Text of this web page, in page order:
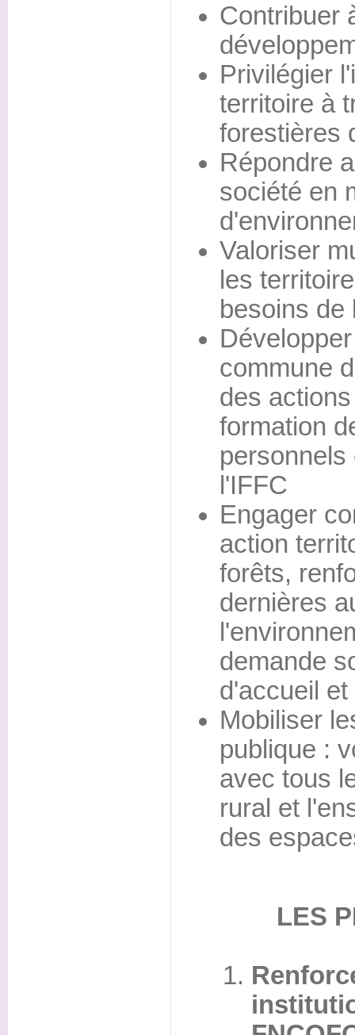
Contribuer
Privilégier
territoire à
forestières
Répondre
société en
Valoriser
les
besoins de
commune
des
formation
l'IFFC
Engager
action
forêts,
dernières
demande
d'accueil
Mobiliser
publique :
avec tous
rural et
des
LES